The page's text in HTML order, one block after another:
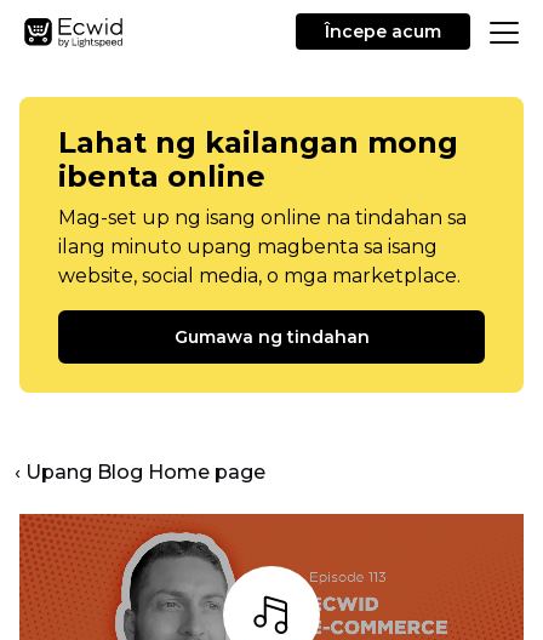
Începe acum
Lahat ng kailangan mong
ibenta online
Mag-set up ng isang online na tindahan sa
ilang minuto upang magbenta sa isang
website, social media, o mga marketplace.
Gumawa ng tindahan
‹ Upang Blog Home page